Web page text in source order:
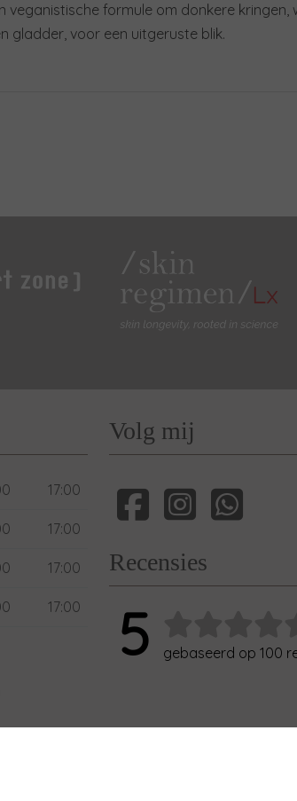
veganistische formule om donkere
gladder, voor een uitgeruste blik.
17:00
17:00
17:00
17:00
Volg mij
Recensies
5 gebaseerd op 100